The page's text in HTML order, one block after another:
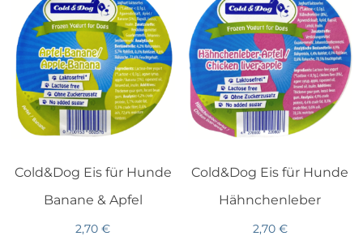
Cold&Dog Eis für Hunde
Banane & Apfel
2,70 €
Cold&Dog Eis für Hunde
Hähnchenleber
2,70 €